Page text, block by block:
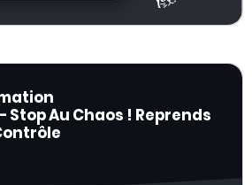
Stop Au Chaos ! Reprends